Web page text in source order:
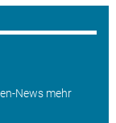
News mehr